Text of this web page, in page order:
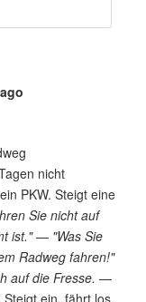
nicht
PKW. Steigt eine
Sie nicht auf
ist."— "Was Sie
Radweg fahren!"
auf die Fresse. —
Steigt ein, fährt los.